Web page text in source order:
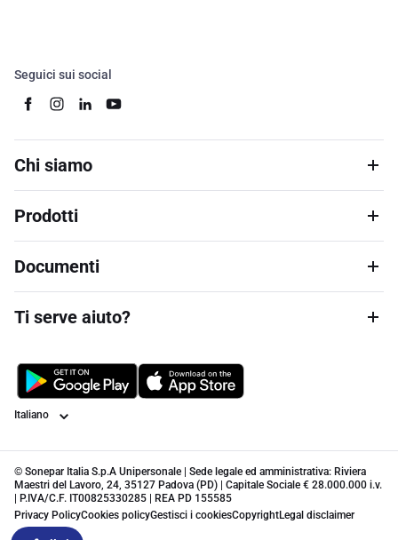
Seguici sui social
Chi siamo
Prodotti
Documenti
Ti serve aiuto?
Lingua
© Sonepar Italia S.p.A Unipersonale | Sede legale ed amministrativa: Riviera
Maestri del Lavoro, 24, 35127 Padova (PD) | Capitale Sociale € 28.000.000 i.v.
| P.IVA/C.F. IT00825330285 | REA PD 155585
Privacy PolicyCookies policyGestisci i cookiesCopyrightLegal disclaimer